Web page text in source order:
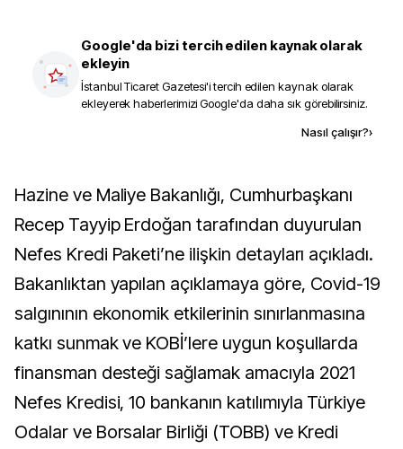
Google'da bizi tercih edilen kaynak olarak
ekleyin
İstanbul Ticaret Gazetesi'i tercih edilen kaynak olarak
ekleyerek haberlerimizi Google'da daha sık görebilirsiniz.
Nasıl çalışır?›
Hazine ve Maliye Bakanlığı, Cumhurbaşkanı
Recep Tayyip Erdoğan tarafından duyurulan
Nefes Kredi Paketi’ne ilişkin detayları açıkladı.
Bakanlıktan yapılan açıklamaya göre, Covid-19
salgınının ekonomik etkilerinin sınırlanmasına
katkı sunmak ve KOBİ’lere uygun koşullarda
finansman desteği sağlamak amacıyla 2021
Nefes Kredisi, 10 bankanın katılımıyla Türkiye
Odalar ve Borsalar Birliği (TOBB) ve Kredi